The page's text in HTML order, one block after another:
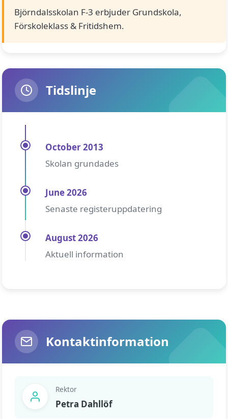
Björndalsskolan F-3 erbjuder Grundskola,
Förskoleklass & Fritidshem.
Tidslinje
October 2013
Skolan grundades
June 2026
Senaste registeruppdatering
August 2026
Aktuell information
Kontaktinformation
Rektor
Petra Dahllöf